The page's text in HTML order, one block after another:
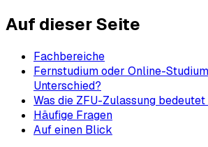
Auf dieser Seite
Fachbereiche
Fernstudium oder Online-
Unterschied?
Was die ZFU-Zulassung
Häufige Fragen
Auf einen Blick